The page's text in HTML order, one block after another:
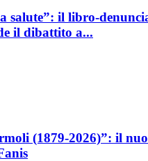
salute”: il libro-
il dibattito a...
(1879-2026)”: il